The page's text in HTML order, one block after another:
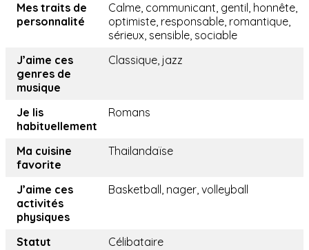
Mes traits de
personnalité
Calme, communicant, gentil, honnête,
optimiste, responsable, romantique,
sérieux, sensible, sociable
J’aime ces
genres de
musique
Classique, jazz
Je lis
habituellement
Romans
Ma cuisine
favorite
Thailandaïse
J’aime ces
activités
physiques
Basketball, nager, volleyball
Statut
Célibataire